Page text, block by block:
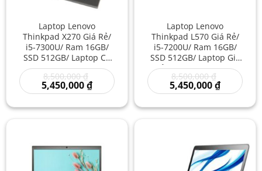
Laptop Lenovo
Thinkpad X270 Giá Rẻ/
i5-7300U/ Ram 16GB/
SSD 512GB/ Laptop Cũ
Xách Tay Lenovo/ Máy
Tính Nhật Mỹ Giá Rẻ/
Lenovo Nhỏ Gọn
8,500,000₫
gốc
là:
5,450,000₫Giá
hiện
là:
Laptop Lenovo
Thinkpad L570 Giá Rẻ/
i5-7200U/ Ram 16GB/
SSD 512GB/ Laptop Giá
Rẻ/ Laptop Nhật Cao
Cấp/ Máy Tính Văn
Phòng Lenovo Xách Tay
8,500,000₫
gốc
là:
5,450,000₫Giá
hiện
là: